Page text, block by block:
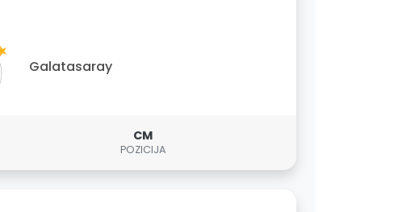
Galatasaray
CM
POZICIJA